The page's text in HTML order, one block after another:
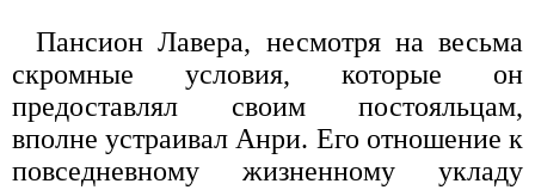
Пансион Лавера, несмотря на весьма
скромные условия, которые он
предоставлял своим постояльцам,
вполне устраивал Анри. Его отношение к
повседневному жизненному укладу